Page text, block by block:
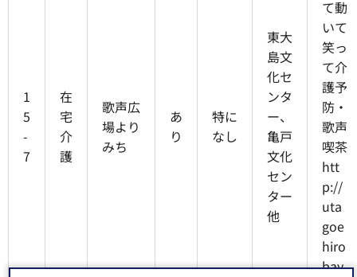
1
5
-
7
在
宅
介
護
歌声広
場より
みち
あ
り
特に
なし
東大
島文
化セ
ンタ
ー、
亀戸
文化
セン
ター
他
て動
いて
笑っ
て介
護予
防・
歌声
喫茶
htt
p://
uta
goe
hiro
bay